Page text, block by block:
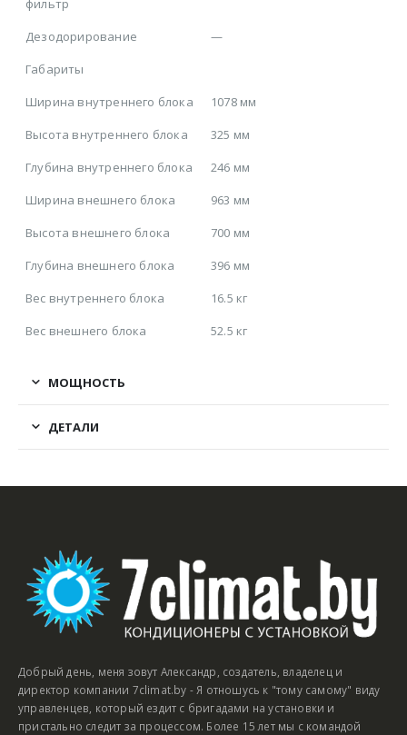
фильтр
Дезодорирование
—
Габариты
Ширина внутреннего блока
1078 мм
Высота внутреннего блока
325 мм
Глубина внутреннего блока
246 мм
Ширина внешнего блока
963 мм
Высота внешнего блока
700 мм
Глубина внешнего блока
396 мм
Вес внутреннего блока
16.5 кг
Вес внешнего блока
52.5 кг
МОЩНОСТЬ
ДЕТАЛИ
Добрый день, меня зовут Александр, создатель, владелец и
директор компании 7climat.by - Я отношусь к "тому самому" виду
управленцев, который ездит с бригадами на установки и
пристально следит за процессом. Более 15 лет мы с командой